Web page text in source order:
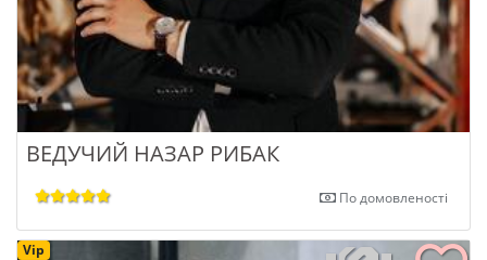
ВЕДУЧИЙ НАЗАР РИБАК
По домовленості
Vip